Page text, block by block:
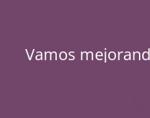
Vamos